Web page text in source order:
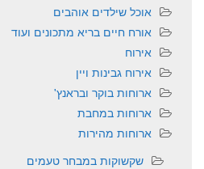
אוכל שילדים אוהבים
אורח חיים בריא מתכונים ועוד
אירוח
אירוח גבינות ויין
ארוחות בוקר ובראנץ'
ארוחות במחבת
ארוחות מהירות
שקשוקות במבחר טעמים